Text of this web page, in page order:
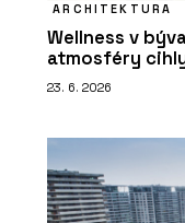
ARCHITEKTURA
Wellness v
atmosféry
23. 6. 2026